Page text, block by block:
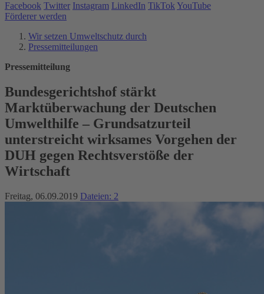
Facebook Twitter Instagram LinkedIn TikTok YouTube
Förderer werden
Wir setzen Umweltschutz durch
Pressemitteilungen
Pressemitteilung
Bundesgerichtshof stärkt
Marktüberwachung der Deutschen
Umwelthilfe – Grundsatzurteil
unterstreicht wirksames Vorgehen der
DUH gegen Rechtsverstöße der
Wirtschaft
Freitag, 06.09.2019 Dateien: 2